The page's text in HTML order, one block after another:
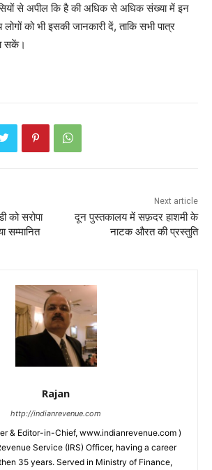
से अपील कि है की अधिक से अधिक संख्या में इन
को भी इसकी जानकारी दें, ताकि सभी पात्र
सकें।
को सरोपा
सम्मानित
Next article
दून पुस्तकालय में सफ़दर हाशमी के
नाटक औरत की प्रस्तुति
Rajan
http://indianrevenue.com
& Editor-in-Chief, www.indianrevenue.com )
Service (IRS) Officer, having a career
35 years. Served in Ministry of Finance,